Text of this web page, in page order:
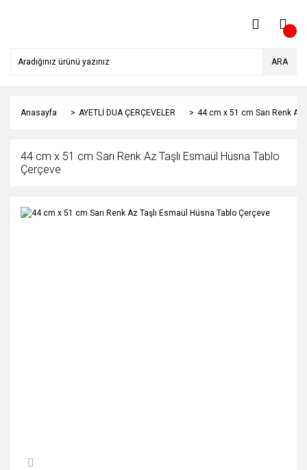
ARA
Anasayfa AYETLİ DUA ÇERÇEVELER 44 cm x 51 cm Sarı Renk Az
44 cm x 51 cm Sarı Renk Az Taşlı Esmaül Hüsna Tablo
Çerçeve